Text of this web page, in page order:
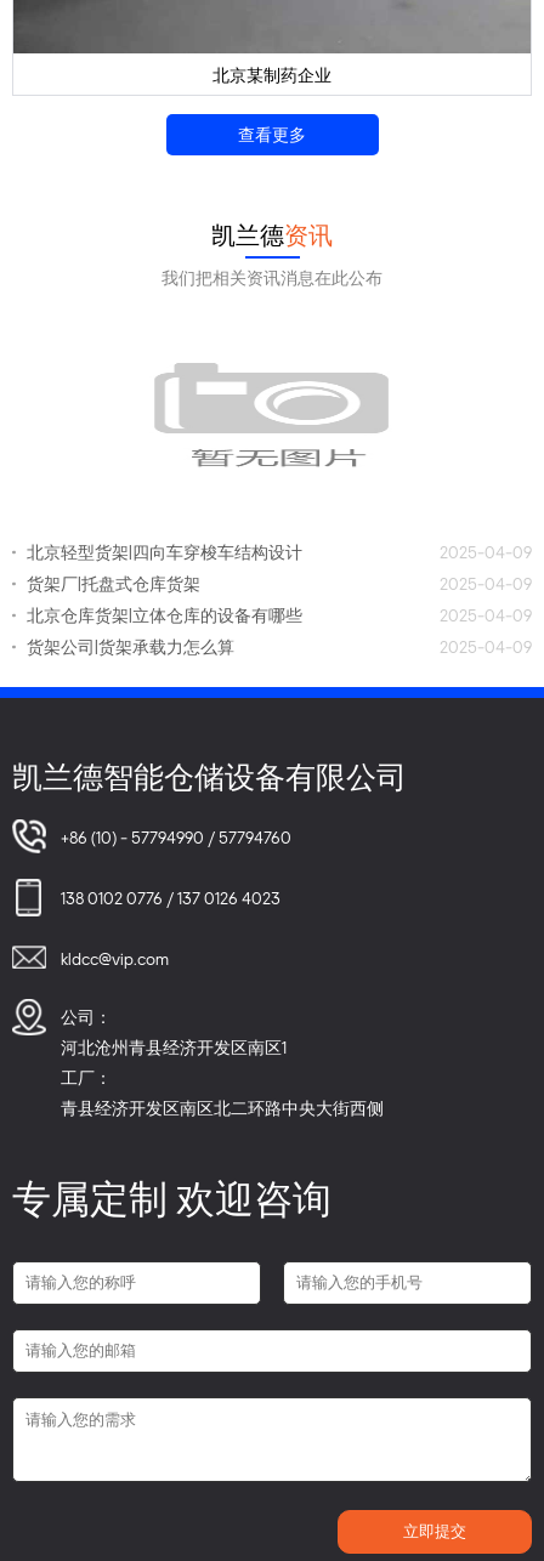
北京某制药企业
查看更多
凯兰德资讯
我们把相关资讯消息在此公布
北京轻型货架|四向车穿梭车结构设计
2025-04-09
货架厂|托盘式仓库货架
2025-04-09
北京仓库货架|立体仓库的设备有哪些
2025-04-09
货架公司|货架承载力怎么算
2025-04-09
凯兰德智能仓储设备有限公司
+86 (10) - 57794990 / 57794760
138 0102 0776 / 137 0126 4023
kldcc@vip.com
公司：
河北沧州青县经济开发区南区1
工厂：
青县经济开发区南区北二环路中央大街西侧
专属定制 欢迎咨询